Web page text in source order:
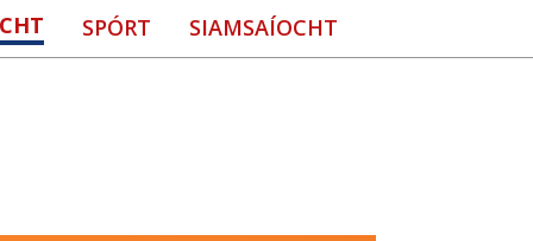
SPÓRT SIAMSAÍOCHT